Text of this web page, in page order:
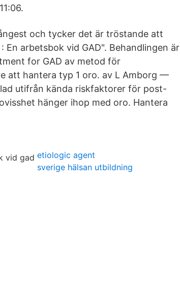
och tycker det är tröstande att
arbetsbok vid GAD". Behandlingen är
for GAD av metod för
att hantera typ 1 oro. av L Amborg —
utifrån kända riskfaktorer för post-
hänger ihop med oro. Hantera
etiologic agent
sverige hälsan utbildning